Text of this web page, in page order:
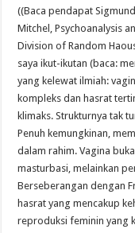
((Baca pendapat
Mitchel, Psychoanalysis
Division of Random
saya ikut-ikutan (baca:
yang kelewat ilmiah:
kompleks dan hasrat
klimaks. Strukturnya tak
Penuh kemungkinan,
dalam rahim. Vagina
masturbasi, melainkan
Berseberangan dengan
hasrat yang mencakup
reproduksi feminin yang